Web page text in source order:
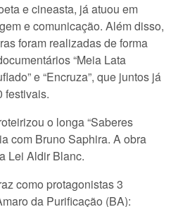
e cineasta, já atuou em
e comunicação. Além disso,
foram realizadas de forma
“Meia Lata
e “Encruza”, que juntos já
festivais.
o longa “Saberes
com Bruno Saphira. A obra
Lei Aldir Blanc.
como protagonistas 3
da Purificação (BA):